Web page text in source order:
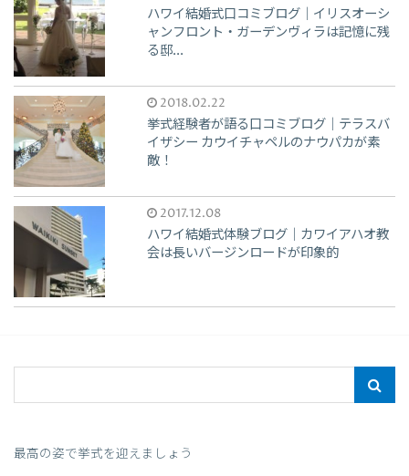
ハワイ結婚式口コミブログ｜イリスオーシ
ャンフロント・ガーデンヴィラは記憶に残
る邸...
2018.02.22
挙式経験者が語る口コミブログ｜テラスバ
イザシー カウイチャペルのナウパカが素
敵！
2017.12.08
ハワイ結婚式体験ブログ｜カワイアハオ教
会は長いバージンロードが印象的
最高の姿で挙式を迎えましょう